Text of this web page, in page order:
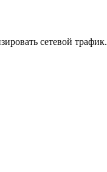
сетевой трафик.